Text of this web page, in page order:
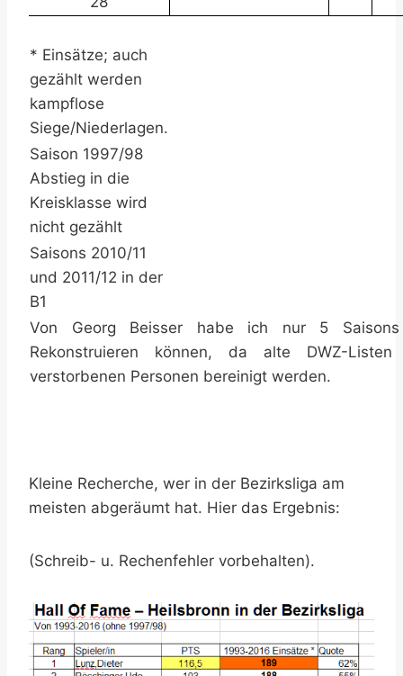
* Einsätze; auch
gezählt werden
kampflose
Siege/Niederlagen.
Saison 1997/98
Abstieg in die
Kreisklasse wird
nicht gezählt
Saisons 2010/11
und 2011/12 in der
B1
Von Georg Beisser habe ich nur 5
Rekonstruieren können, da alte DWZ-Listen
verstorbenen Personen bereinigt werden.
Kleine Recherche, wer in der Bezirksliga am
meisten abgeräumt hat. Hier das Ergebnis:
(Schreib- u. Rechenfehler vorbehalten).